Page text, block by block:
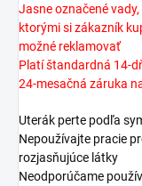
Jasne označené
ktorými si zákazník
možné reklamovať
Platí štandardná 14-
24-mesačná záruka
Uterák perte podľa
Nepoužívajte pracie
rozjasňujúce látky
Neodporúčame